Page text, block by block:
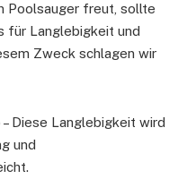
Poolsauger freut, sollte
für Langlebigkeit und
Zweck schlagen wir
Diese Langlebigkeit wird
und